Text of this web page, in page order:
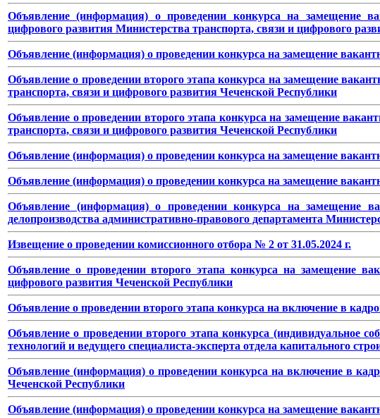
Объявление (информация) о проведении конкурса на замещение
цифрового развития Министерства транспорта, связи и цифрового
Объявление (информация) о проведении конкурса на замещение
Объявление о проведении второго этапа конкурса на замещение
транспорта, связи и цифрового развития Чеченской Республики
Объявление о проведении второго этапа конкурса на замещение
транспорта, связи и цифрового развития Чеченской Республики
Объявление (информация) о проведении конкурса на замещение
Объявление (информация) о проведении конкурса на замещение
Объявление (информация) о проведении конкурса на замещение
делопроизводства административно-правового департамента
Извещение о проведении комиссионного отбора № 2 от 31.05.2024 г.
Объявление о проведении второго этапа конкурса на замещение
цифрового развития Чеченской Республики
Объявление о проведении второго этапа конкурса на включение в
Объявление о проведении второго этапа конкурса (индивидуальное
технологий и ведущего специалиста-эксперта отдела капитального
Объявление (информация) о проведении конкурса на включение в
Чеченской Республики
Объявление (информация) о проведении конкурса на замещение